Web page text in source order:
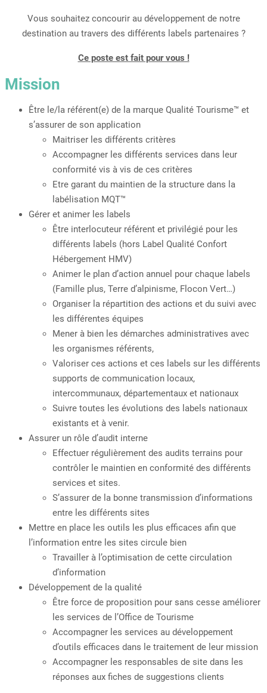
Vous souhaitez concourir au développement de notre
destination au travers des différents labels partenaires ?
Ce poste est fait pour vous !
Mission
Être le/la référent(e) de la marque Qualité Tourisme™ et
s’assurer de son application
Maitriser les différents critères
Accompagner les différents services dans leur
conformité vis à vis de ces critères
Etre garant du maintien de la structure dans la
labélisation MQT™
Gérer et animer les labels
Être interlocuteur référent et privilégié pour les
différents labels (hors Label Qualité Confort
Hébergement HMV)
Animer le plan d’action annuel pour chaque labels
(Famille plus, Terre d’alpinisme, Flocon Vert…)
Organiser la répartition des actions et du suivi avec
les différentes équipes
Mener à bien les démarches administratives avec
les organismes référents,
Valoriser ces actions et ces labels sur les différents
supports de communication locaux,
intercommunaux, départementaux et nationaux
Suivre toutes les évolutions des labels nationaux
existants et à venir.
Assurer un rôle d’audit interne
Effectuer régulièrement des audits terrains pour
contrôler le maintien en conformité des différents
services et sites.
S’assurer de la bonne transmission d’informations
entre les différents sites
Mettre en place les outils les plus efficaces afin que
l’information entre les sites circule bien
Travailler à l’optimisation de cette circulation
d’information
Développement de la qualité
Être force de proposition pour sans cesse améliorer
les services de l’Office de Tourisme
Accompagner les services au développement
d’outils efficaces dans le traitement de leur mission
Accompagner les responsables de site dans les
réponses aux fiches de suggestions clients